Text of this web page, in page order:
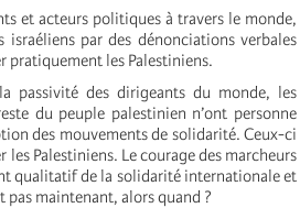
et acteurs politiques à travers le monde,
par des dénonciations verbales
pratiquement les Palestiniens.
passivité des dirigeants du monde, les
du peuple palestinien n’ont personne
des mouvements de solidarité. Ceux-ci
les Palestiniens. Le courage des marcheurs
qualitatif de la solidarité internationale et
pas maintenant, alors quand ?